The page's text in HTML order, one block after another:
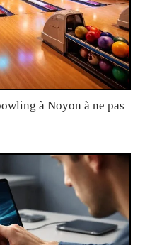
à Noyon à ne pas